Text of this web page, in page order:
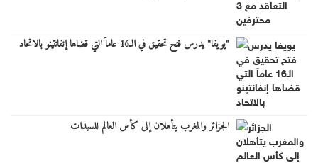
"يويفا" يدرس فتح تحقيق في الـ16 عاماً التي قضاها إنفانتينو بالاتحاد
الجزائر والمغرب يتأهلان إلى كأس العالم للسيدات